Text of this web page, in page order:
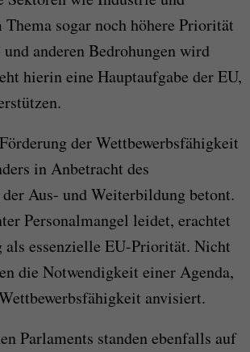
sogar noch höhere Priorität
anderen Bedrohungen wird
hierin eine Hauptaufgabe der EU,
der Wettbewerbsfähigkeit
in Anbetracht des
Aus- und Weiterbildung betont.
Personalmangel leidet, erachtet
essenzielle EU-Priorität. Nicht
die Notwendigkeit einer Agenda,
anvisiert.
Parlaments standen ebenfalls auf